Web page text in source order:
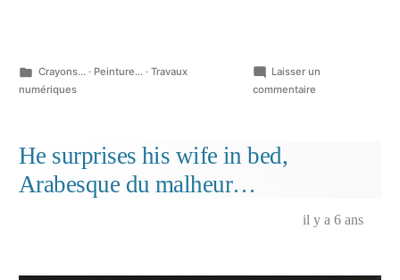
Publié
dans
Crayons...· Peinture...· Travaux
numériques
Laisser un
commentairesur
He surprises his wife in bed,
Arabesque du malheur…
il y a 6 ans